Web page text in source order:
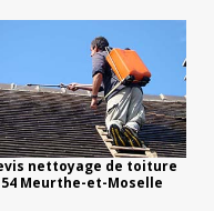
nettoyage de toiture
54 Meurthe-et-Moselle